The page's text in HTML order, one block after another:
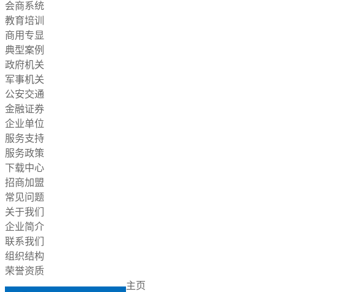
会商系统
教育培训
商用专显
典型案例
政府机关
军事机关
公安交通
金融证券
企业单位
服务支持
服务政策
下载中心
招商加盟
常见问题
关于我们
企业简介
联系我们
组织结构
荣誉资质
主页